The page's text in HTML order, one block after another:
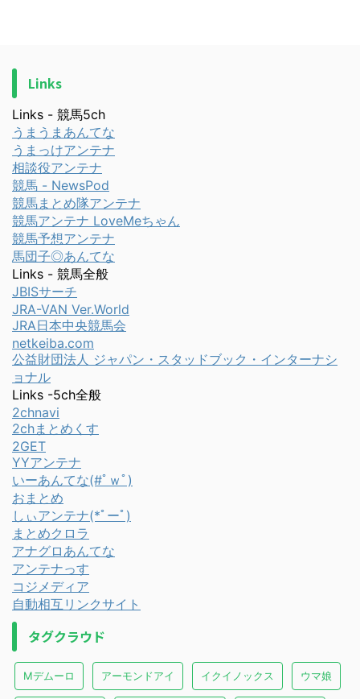
Links
Links - 競馬5ch
うまうまあんてな
うまっけアンテナ
相談役アンテナ
競馬 - NewsPod
競馬まとめ隊アンテナ
競馬アンテナ LoveMeちゃん
競馬予想アンテナ
馬団子◎あんてな
Links - 競馬全般
JBISサーチ
JRA-VAN Ver.World
JRA日本中央競馬会
netkeiba.com
公益財団法人 ジャパン・スタッドブック・インターナシ
ョナル
Links -5ch全般
2chnavi
2chまとめくす
2GET
YYアンテナ
いーあんてな(#ﾟｗﾟ)
おまとめ
しぃアンテナ(*ﾟーﾟ)
まとめクロラ
アナグロあんてな
アンテナっす
コジメディア
自動相互リンクサイト
タグクラウド
Mデムーロ アーモンドアイ イクイノックス ウマ娘